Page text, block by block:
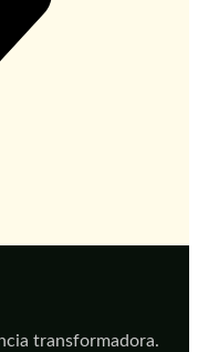
transformadora.